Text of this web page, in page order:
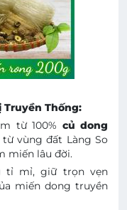
Truyền Thống:
từ 100% củ dong
vùng đất Làng So
miến lâu đời.
tỉ mỉ, giữ trọn vẹn
miến dong truyền